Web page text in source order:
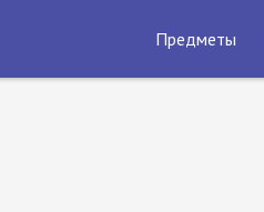
Предметы